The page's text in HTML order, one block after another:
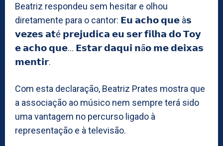
Beatriz respondeu sem hesitar e olhou
diretamente para o cantor: 𝗘𝘂 𝗮𝗰𝗵𝗼 𝗾𝘂𝗲 à𝘀
𝘃𝗲𝘇𝗲𝘀 𝗮𝘁é 𝗽𝗿𝗲𝗷𝘂𝗱𝗶𝗰𝗮 𝗲𝘂 𝘀𝗲𝗿 𝗳𝗶𝗹𝗵𝗮 𝗱𝗼 𝗧𝗼𝘆
𝗲 𝗮𝗰𝗵𝗼 𝗾𝘂𝗲… 𝗘𝘀𝘁𝗮𝗿 𝗱𝗮𝗾𝘂𝗶 𝗻ã𝗼 𝗺𝗲 𝗱𝗲𝗶𝘅𝗮𝘀
𝗺𝗲𝗻𝘁𝗶𝗿.
Com esta declaração, Beatriz Prates mostra que
a associação ao músico nem sempre terá sido
uma vantagem no percurso ligado à
representação e à televisão.